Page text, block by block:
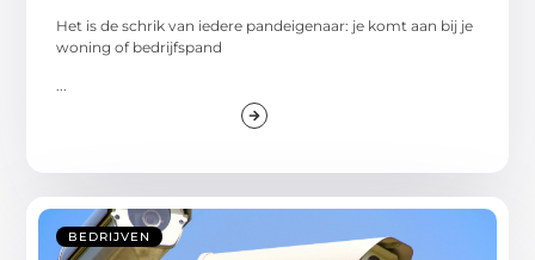
Het is de schrik van iedere pandeigenaar: je komt aan bij je
woning of bedrijfspand
...
BEDRIJVEN